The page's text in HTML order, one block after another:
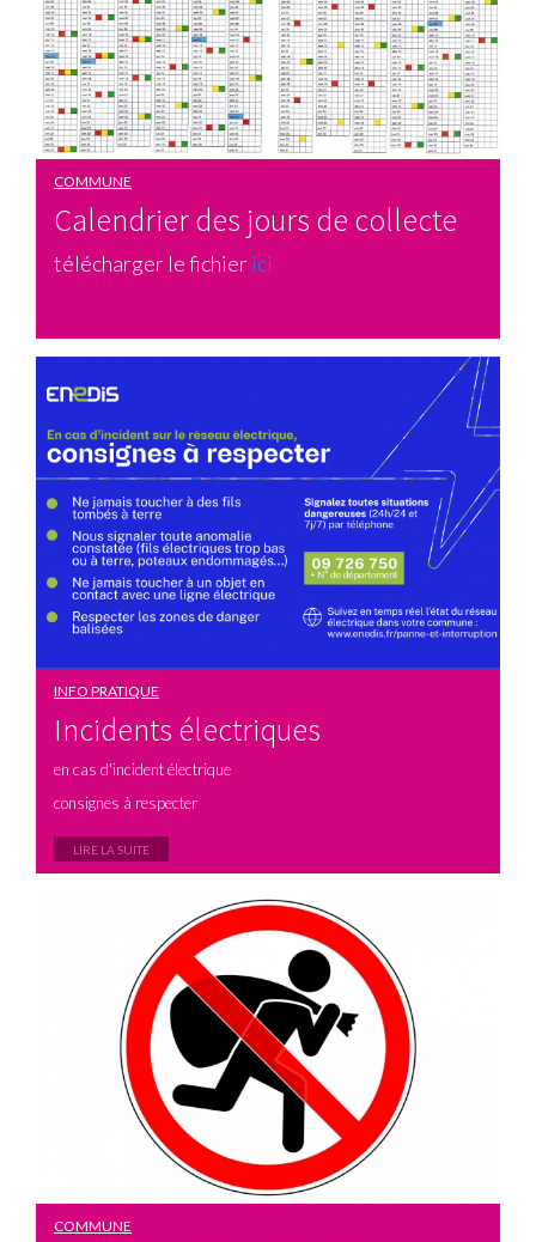
COMMUNE
Calendrier des jours de collecte
télécharger le fichierici
INFO PRATIQUE
Incidents électriques
en cas d'incident électrique
consignes à respecter
LIRE LA SUITE
COMMUNE